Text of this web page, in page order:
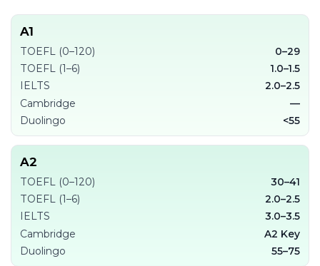
A1
TOEFL (0–120)
0–29
TOEFL (1–6)
1.0–1.5
IELTS
2.0–2.5
Cambridge
—
Duolingo
<55
A2
TOEFL (0–120)
30–41
TOEFL (1–6)
2.0–2.5
IELTS
3.0–3.5
Cambridge
A2 Key
Duolingo
55–75